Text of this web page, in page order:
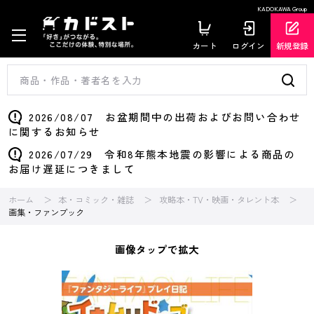
KADOKAWA Group
カート ログイン 新規登録
2026/08/07 お盆期間中の出荷およびお問い合わせ
に関するお知らせ
2026/07/29 令和8年熊本地震の影響による商品の
お届け遅延につきまして
ホーム 本・コミック・雑誌
攻略本・TV・映画・タレント本
画集・ファンブック
画像タップで拡大